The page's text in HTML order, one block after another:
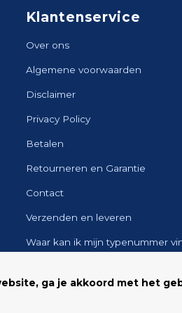
Klantenservice
Over ons
Algemene voorwaarden
Disclaimer
Privacy Policy
Betalen
Retourneren en Garantie
Contact
Verzenden en leveren
Waar kan ik mijn typenummer
ga je akkoord met het